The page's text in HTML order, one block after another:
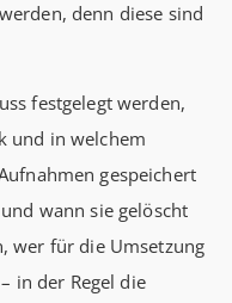
denn diese sind
festgelegt werden,
und in welchem
gespeichert
wann sie gelöscht
wer für die Umsetzung
in der Regel die